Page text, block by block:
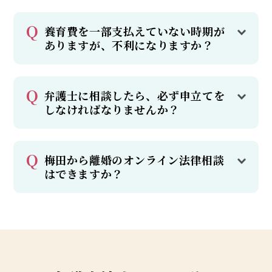
養育費を一部支払えていない時期が
ありますが、不利になりますか？
弁護士に相談したら、必ず申立てを
しなければなりませんか？
梅田から離婚のオンライン法律相談
はできますか？